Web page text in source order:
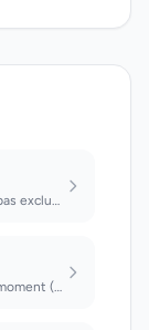
Rêve sexuel, des perversions ne sont pas exclues. Que l'on voit : la mégère sera...
(ouverte) La chance vous sourit en ce moment (fermée) Gardez bien vos secrets